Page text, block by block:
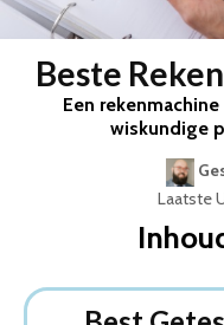
Beste
Een
wiskundige
Laatste